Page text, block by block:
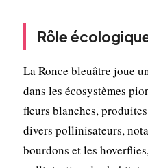
Rôle
La Ronce bleuâtre joue
dans les écosystèmes
fleurs blanches,
divers pollinisateurs,
bourdons et les